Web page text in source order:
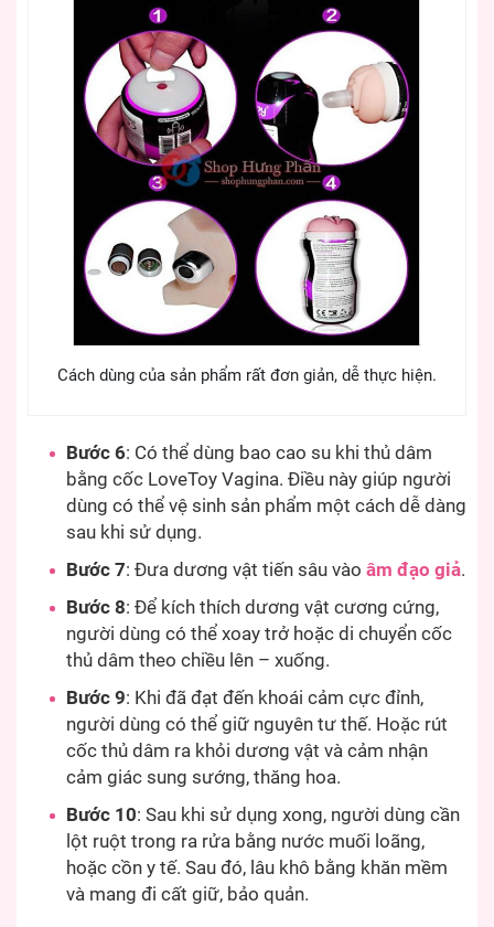
Cách dùng của sản phẩm rất đơn giản, dễ thực hiện.
Bước 6: Có thể dùng bao cao su khi thủ dâm
bằng cốc LoveToy Vagina. Điều này giúp người
dùng có thể vệ sinh sản phẩm một cách dễ dàng
sau khi sử dụng.
Bước 7: Đưa dương vật tiến sâu vào âm đạo giả.
Bước 8: Để kích thích dương vật cương cứng,
người dùng có thể xoay trở hoặc di chuyển cốc
thủ dâm theo chiều lên – xuống.
Bước 9: Khi đã đạt đến khoái cảm cực đỉnh,
người dùng có thể giữ nguyên tư thế. Hoặc rút
cốc thủ dâm ra khỏi dương vật và cảm nhận
cảm giác sung sướng, thăng hoa.
Bước 10: Sau khi sử dụng xong, người dùng cần
lột ruột trong ra rửa bằng nước muối loãng,
hoặc cồn y tế. Sau đó, lâu khô bằng khăn mềm
và mang đi cất giữ, bảo quản.